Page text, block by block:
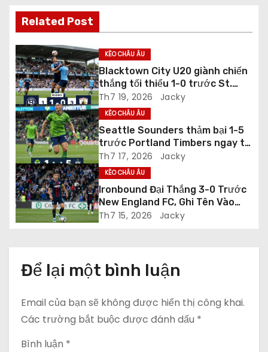
ớ
n
g
b
à
i
v
i
ế
Related Post
KÈO CHÂU ÂU
Blacktown City U20 giành chiến
thắng tối thiểu 1-0 trước St.
George City U20 ở vòng Regular
Season
Th7 19, 2026 Jacky
KÈO CHÂU ÂU
Seattle Sounders thảm bại 1-5
trước Portland Timbers ngay tại
Lumen Field
Th7 17, 2026 Jacky
KÈO CHÂU ÂU
Ironbound Đại Thắng 3-0 Trước
New England FC, Ghi Tên Vào
Vòng Playoff USL League Two
Th7 15, 2026 Jacky
Để lại một bình luận
Email của bạn sẽ không được hiển thị công khai.
Các trường bắt buộc được đánh dấu *
Bình luận *